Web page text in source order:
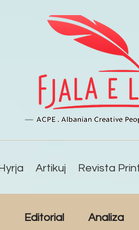
Artikuj Revista
Editorial Analiza